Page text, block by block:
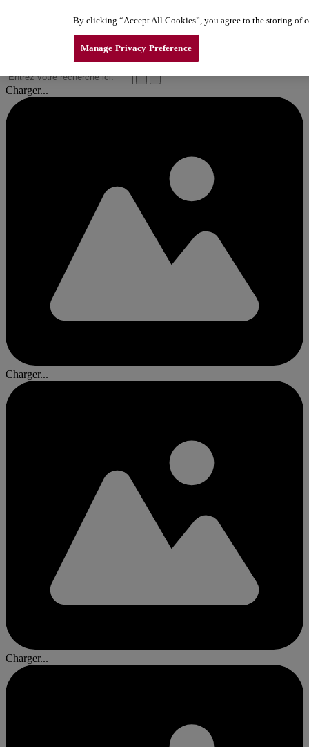
d’ouvre‑portes de garage LiftMaster. Explorez maintenant !
d’ouvre‑portes de garage LiftMaster. Explorez maintenant !
d’ouvre‑portes de garage LiftMaster. Explorez maintenant !
Charger...
Charger...
Charger...
By clicking “Accept All Cookies”, you agree to the storing of
Manage Privacy Preference